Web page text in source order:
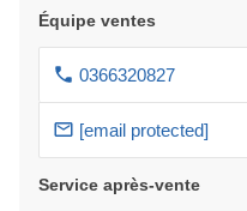
Équipe ventes
0366320827
[email protected]
Service après-vente